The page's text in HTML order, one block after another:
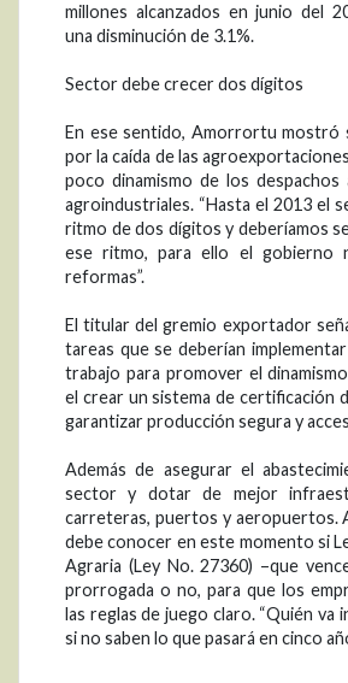
millones alcanzados en junio del
una disminución de 3.1%.
Sector debe crecer dos dígitos
En ese sentido, Amorrortu mostró
por la caída de las
poco dinamismo de los despachos
agroindustriales. “Hasta el 2013 el
ritmo de dos dígitos y deberíamos
ese ritmo, para ello el gobierno
reformas”.
El titular del gremio exportador
tareas que se deberían
trabajo para promover el
el crear un sistema de certificación
garantizar producción segura y
Además de asegurar el
sector y dotar de mejor
carreteras, puertos y aeropuertos.
debe conocer en este momento si
Agraria (Ley No. 27360) –que
prorrogada o no, para que los
las reglas de juego claro. “Quién va
si no saben lo que pasará en cinco